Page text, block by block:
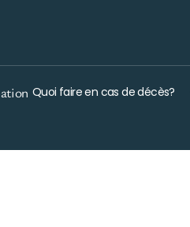
Quoi faire en cas de décès?